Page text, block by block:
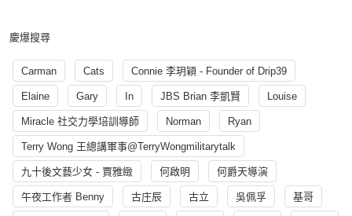
慶爆搜尋
Carman Cats Connie 李玥穎 - Founder of Drip39
Elaine Gary In JBS Brian 李凱賢 Louise
Miracle 社交力學培訓導師 Norman Ryan
Terry Wong 王總講軍事@TerryWongmilitarytalk
九十後文藝少女 - 賈雅緻 何啟明 何爵天導演
午夜工作者 Benny 古庄辰 古立 吳佩孚 基哥